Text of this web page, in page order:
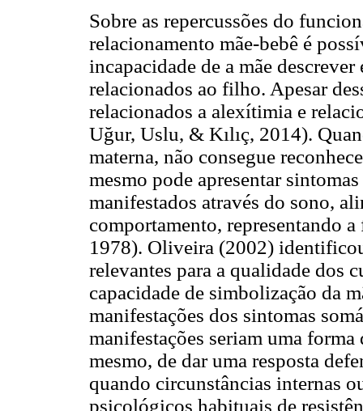
Sobre as repercussões do
relacionamento mãe-bebê é
incapacidade de a mãe
relacionados ao filho. Apesar
relacionados a alexítimia e
Uğur, Uslu, & Kılıç, 2014).
materna, não consegue
mesmo pode apresentar
manifestados através do sono,
comportamento, representando
1978). Oliveira (2002)
relevantes para a qualidade dos
capacidade de simbolização da
manifestações dos sintomas
manifestações seriam uma forma
mesmo, de dar uma resposta
quando circunstâncias internas
psicológicos habituais de